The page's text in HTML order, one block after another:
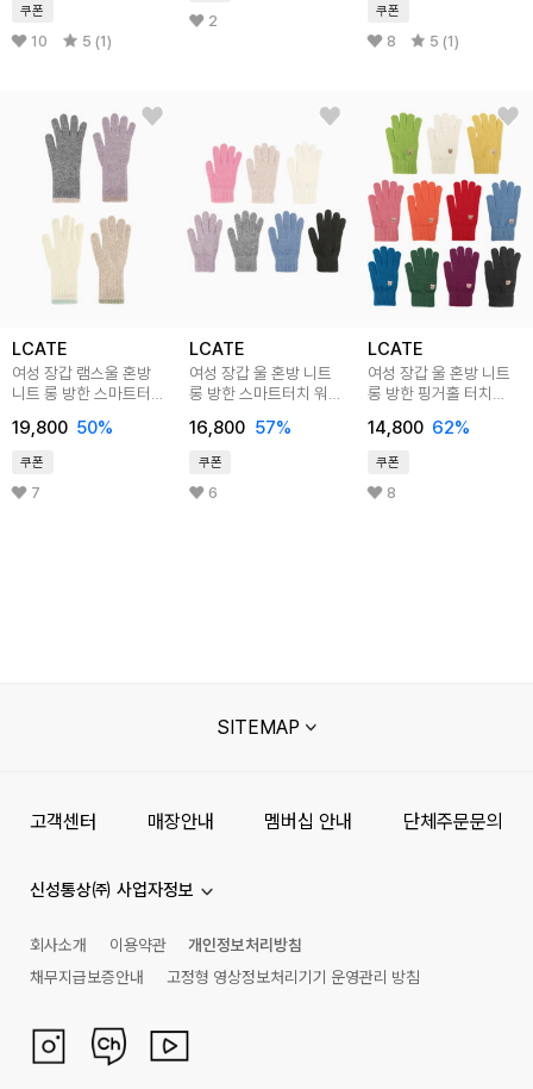
쿠폰
10 5 (1)
2
쿠폰
8 5 (1)
LCATE
여성 장갑 램스울 혼방
니트 롱 방한 스마트터치
19,800 50%
쿠폰
7
LCATE
여성 장갑 울 혼방 니트
롱 방한 스마트터치 워머
16,800 57%
쿠폰
6
LCATE
여성 장갑 울 혼방 니트
롱 방한 핑거홀 터치
14,800 62%
쿠폰
8
SITEMAP
고객센터 매장안내 멤버십 안내 단체주문문의
신성통상㈜ 사업자정보
회사소개 이용약관
개인정보처리방침
채무지급보증안내
고정형 영상정보처리기기 운영관리 방침